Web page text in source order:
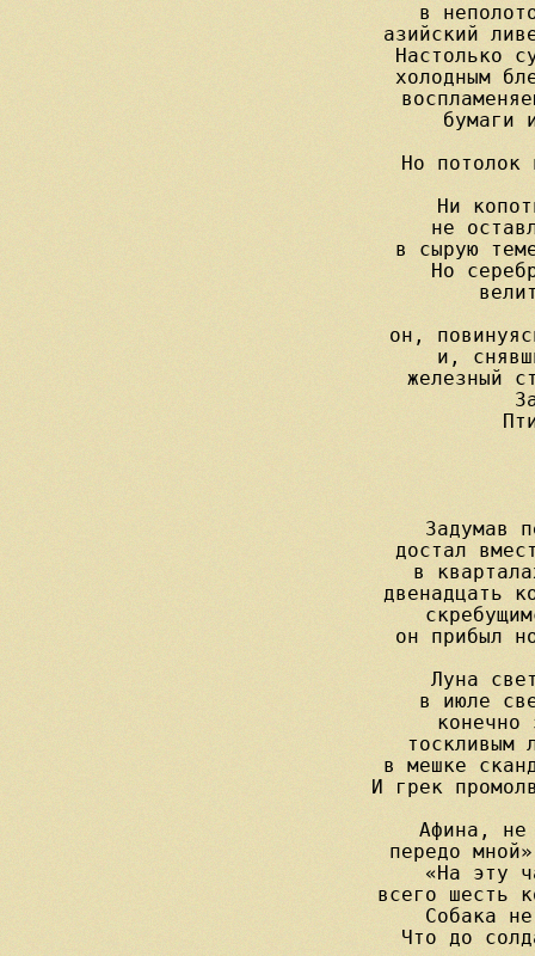
в
азийский
Настолько
холодным
бумаги
Но
Ни
не
в сырую
Но
он,
и,
железный
Задумав
достал
в
двенадцать
он прибыл
Луна
в июле
конечно
тоскливым
в мешке
И грек
Афина,
передо
«На эту
всего шесть
Собака
Что до